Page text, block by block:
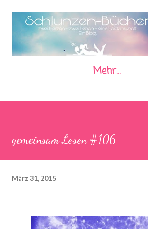
Direkt zum Hauptbereich
Mehr…
gemeinsam Lesen #106
März 31, 2015